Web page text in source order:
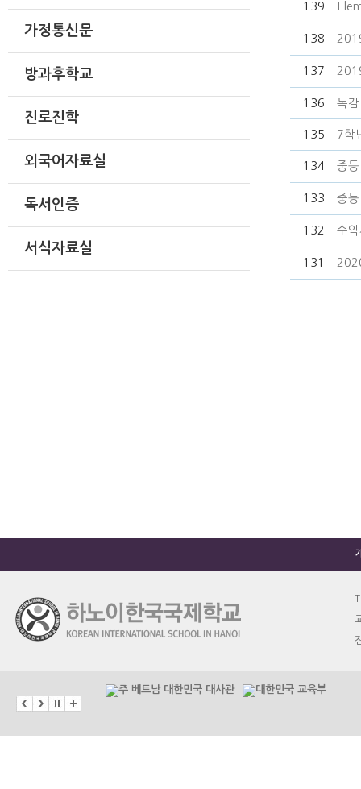
가정통신문
방과후학교
진로진학
외국어자료실
독서인증
서식자료실
139
138
137
136 독
135 7학
134 중
133 중
132 수
131